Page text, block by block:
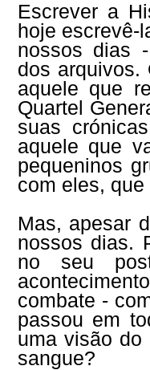
Escrever a
hoje escrevê-
nossos dias
dos arquivos.
aquele que
Quartel
suas
aquele que
pequeninos
com eles,
Mas, apesar
nossos dias.
no seu
combate -
passou em
uma visão do
sangue?